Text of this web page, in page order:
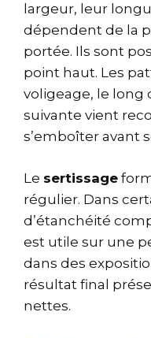
largeur, leur
dépendent de la
portée. Ils sont
point haut. Les
voligeage, le long
suivante vient
s’emboîter avant
Le sertissage
régulier. Dans
d’étanchéité
est utile sur une
dans des
résultat final
nettes.